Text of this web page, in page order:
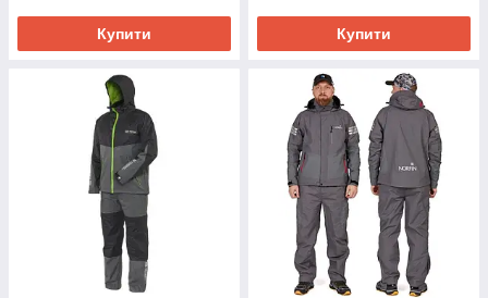
Купити Купити